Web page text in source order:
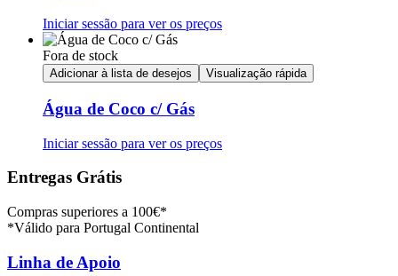
Iniciar sessão para ver os preços
Fora de stock
Adicionar à lista de desejos Visualização rápida
Água de Coco c/ Gás
Iniciar sessão para ver os preços
Entregas Grátis
Compras superiores a 100€*
*Válido para Portugal Continental
Linha de Apoio